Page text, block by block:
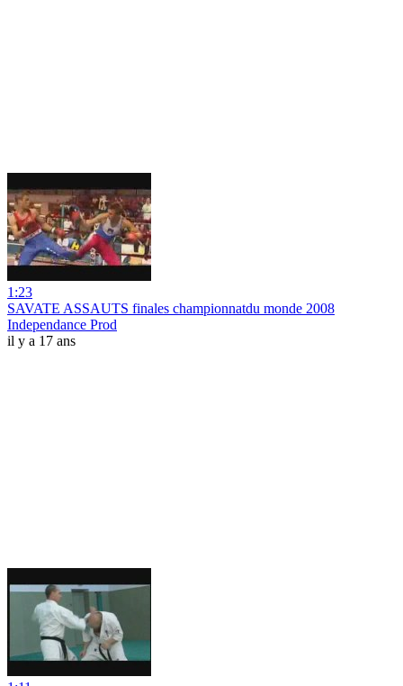
1:23
SAVATE ASSAUTS finales championnatdu monde 2008
Independance Prod
il y a 17 ans